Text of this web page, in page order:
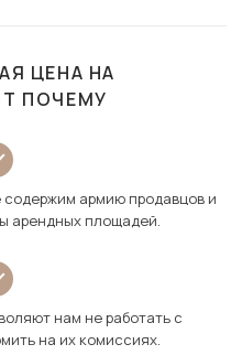
ЦЕНА НА
ПОЧЕМУ
армию продавцов и
арендных площадей.
нам не работать с
на их комиссиях.